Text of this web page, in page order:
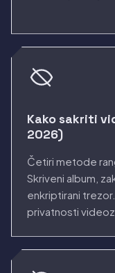
Kako sakriti
2026)
Četiri metode
Skriveni album,
enkriptirani
privatnosti